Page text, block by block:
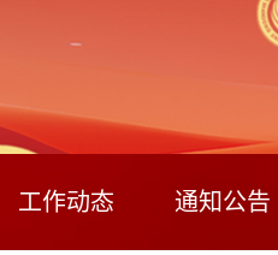
工作动态 通知公告